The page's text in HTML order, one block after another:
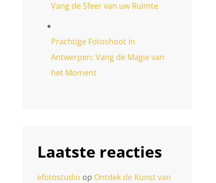
Vang de Sfeer van uw Ruimte
Prachtige Fotoshoot in
Antwerpen: Vang de Magie van
het Moment
Laatste reacties
efotostudio op Ontdek de Kunst van